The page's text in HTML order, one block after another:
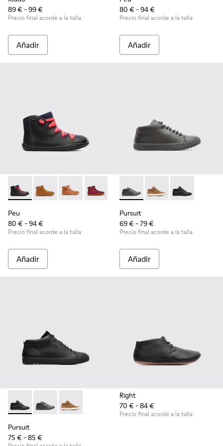
89 € - 99 €
Precio final acorde a la talla
Añadir
80 € - 94 €
Precio final acorde a la talla
Añadir
Peu - 90085-069 - Black
Peu - 90085-087
Peu - 90085-085
Peu - 90085-082Peu - 90085-081
Peu - 90085-080
Peu - 90085-079
Peu -
Peu
80 € - 94 €
Precio final acorde a la talla
Añadir
Pursuit - K900164-010 -
Pursuit - K900164-
Pursuit -
Pursuit
69 € - 79 €
Precio final acorde a la talla
Añadir
Pursuit - K900164-001 - Black
Pursuit - K900164-010 - Black
Pursuit - K900164-005
Pursuit
75 € - 85 €
Right
70 € - 84 €
Precio final acorde a la talla